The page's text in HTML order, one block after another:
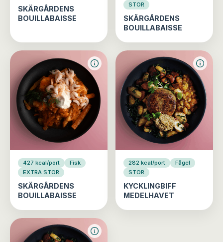
SKÄRGÅRDENS
BOUILLABAISSE
STOR
SKÄRGÅRDENS
BOUILLABAISSE
427 kcal/port
Fisk
EXTRA STOR
SKÄRGÅRDENS
BOUILLABAISSE
282 kcal/port
Fågel
STOR
KYCKLINGBIFF
MEDELHAVET